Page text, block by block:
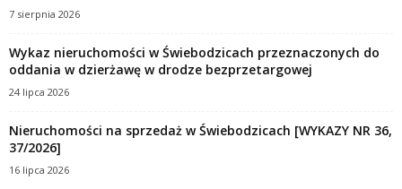
7 sierpnia 2026
Wykaz nieruchomości w Świebodzicach przeznaczonych do
oddania w dzierżawę w drodze bezprzetargowej
24 lipca 2026
Nieruchomości na sprzedaż w Świebodzicach [WYKAZY NR 36,
37/2026]
16 lipca 2026